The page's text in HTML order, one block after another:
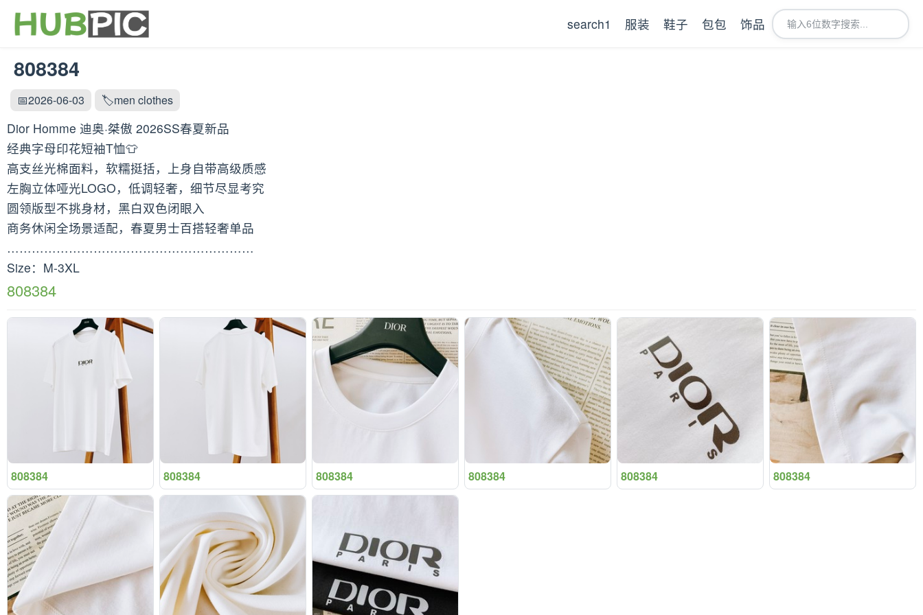
search1 服装 鞋子 包包 饰品
808384
📅2026-06-03 🏷️men clothes
Dior Homme 迪奥·桀傲 2026SS春夏新品
经典字母印花短袖T恤👕
高支丝光棉面料，软糯挺括，上身自带高级质感
左胸立体哑光LOGO，低调轻奢，细节尽显考究
圆领版型不挑身材，黑白双色闭眼入
商务休闲全场景适配，春夏男士百搭轻奢单品
……………………………………………………
Size：M-3XL
808384
808384 808384 808384 808384 808384 808384